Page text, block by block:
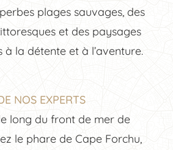
plages sauvages, des
et des paysages
à la détente et à l’aventure.
NOS EXPERTS
long du front de mer de
le phare de Cape Forchu,